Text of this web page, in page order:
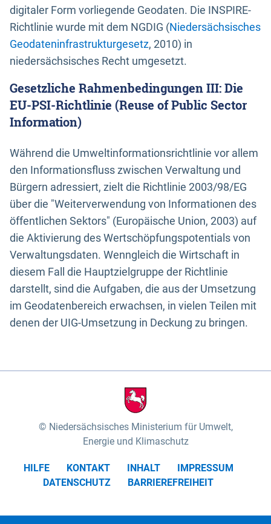
digitaler Form vorliegende Geodaten. Die INSPIRE-
Richtlinie wurde mit dem NGDIG (Niedersächsisches
Geodateninfrastrukturgesetz, 2010) in
niedersächsisches Recht umgesetzt.
Gesetzliche Rahmenbedingungen III: Die
EU-PSI-Richtlinie (Reuse of Public Sector
Information)
Während die Umweltinformationsrichtlinie vor allem
den Informationsfluss zwischen Verwaltung und
Bürgern adressiert, zielt die Richtlinie 2003/98/EG
über die "Weiterverwendung von Informationen des
öffentlichen Sektors" (Europäische Union, 2003) auf
die Aktivierung des Wertschöpfungspotentials von
Verwaltungsdaten. Wenngleich die Wirtschaft in
diesem Fall die Hauptzielgruppe der Richtlinie
darstellt, sind die Aufgaben, die aus der Umsetzung
im Geodatenbereich erwachsen, in vielen Teilen mit
denen der UIG-Umsetzung in Deckung zu bringen.
Niedersächsisches Ministerium für Umwelt,
Energie und Klimaschutz
HILFE KONTAKT INHALT
IMPRESSUM
DATENSCHUTZ
BARRIEREFREIHEIT